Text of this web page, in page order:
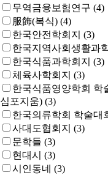
무역금융보험연구 (4)
服飾(복식) (4)
한국안전학회지 (3)
한국지역사회생활과
한국식품과학회지 (3)
체육사학회지 (3)
한국식품영양학회 학
심포지움) (3)
한국의류학회 학술대
사대도협회지 (3)
문학들 (3)
현대시 (3)
시인동네 (3)